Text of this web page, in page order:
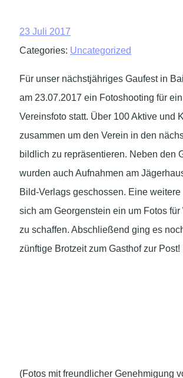
23 Juli 2017
Categories: Uncategorized
Für unser nächstjähriges Gaufest in
am 23.07.2017 ein Fotoshooting für
Vereinsfoto statt. Über 100 Aktive und
zusammen um den Verein in den
bildlich zu repräsentieren. Neben den
wurden auch Aufnahmen am
Bild-Verlags geschossen. Eine weitere
sich am Georgenstein ein um Fotos für
zu schaffen. Abschließend ging es
zünftige Brotzeit zum Gasthof zur Post!
(Fotos mit freundlicher Genehmigung